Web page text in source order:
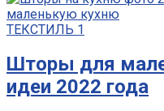
ТЕКСТИЛЬ 1
Шторы для
идеи 2022 года